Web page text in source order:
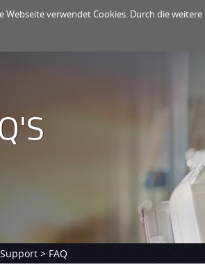
Webseite verwendet Cookies. Durch die
Support> FAQ